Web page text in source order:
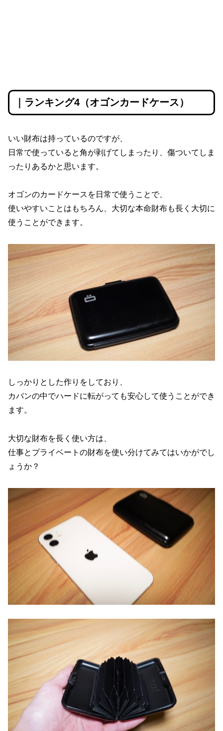
｜ランキング4（オゴンカードケース）
いい財布は持っているのですが、
日常で使っていると角が剥げてしまったり、傷ついてしま
ったりあるかと思います。
オゴンのカードケースを日常で使うことで、
使いやすいことはもちろん、大切な本命財布も長く大切に
使うことができます。
しっかりとした作りをしており、
カバンの中でハードに転がっても安心して使うことができ
ます。
大切な財布を長く使い方は、
仕事とプライベートの財布を使い分けてみてはいかがでし
ょうか？